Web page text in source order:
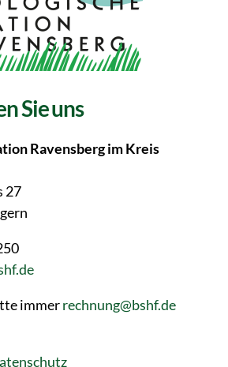
Sie uns
Ravensberg im Kreis
27
immerrechnung@bshf.de